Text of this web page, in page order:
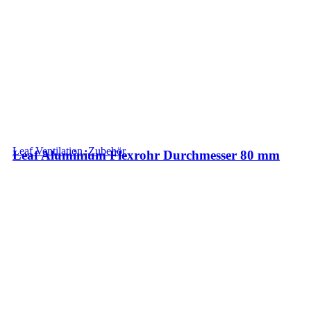
Leaf Aluminium Flexrohr Durchmesser 80 mm
Leaf Ventilation,Zubehör